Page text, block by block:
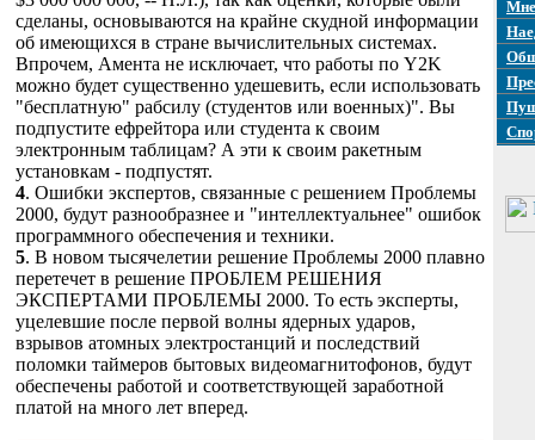
сделаны, основываются на крайне скудной информации
об имеющихся в стране вычислительных системах.
Впрочем, Амента не исключает, что работы по Y2K
можно будет существенно удешевить, если использовать
"бесплатную" рабсилу (студентов или военных)". Вы
подпустите ефрейтора или студента к своим
электронным таблицам? А эти к своим ракетным
установкам - подпустят.
4. Ошибки экспертов, связанные с решением Проблемы
2000, будут разнообразнее и "интеллектуальнее" ошибок
программного обеспечения и техники.
5. В новом тысячелетии решение Проблемы 2000 плавно
перетечет в решение ПРОБЛЕМ РЕШЕНИЯ
ЭКСПЕРТАМИ ПРОБЛЕМЫ 2000. То есть эксперты,
уцелевшие после первой волны ядерных ударов,
взрывов атомных электростанций и последствий
поломки таймеров бытовых видеомагнитофонов, будут
обеспечены работой и соответствующей заработной
платой на много лет вперед.